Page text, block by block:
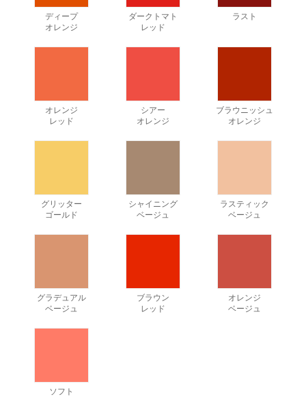
ディープ
オレンジ
ダークトマト
レッド
ラスト
オレンジ
レッド
シアー
オレンジ
ブラウニッシュ
オレンジ
グリッター
ゴールド
シャイニング
ベージュ
ラスティック
ベージュ
グラデュアル
ベージュ
ブラウン
レッド
オレンジ
ベージュ
ソフト